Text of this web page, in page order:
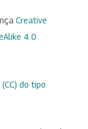
Creative
4.0
do tipo